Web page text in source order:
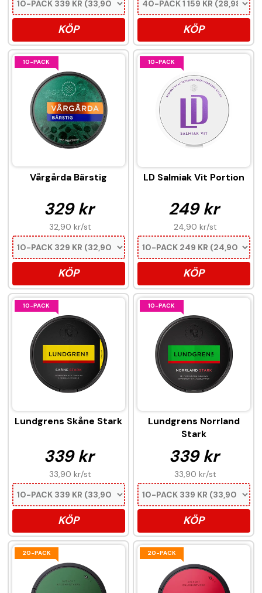
KÖP KÖP
10-PACK
Vårgårda Bärstig
329 kr
32,90 kr/st
KÖP
10-PACK
LD Salmiak Vit Portion
249 kr
24,90 kr/st
KÖP
10-PACK
Lundgrens Skåne Stark
339 kr
33,90 kr/st
KÖP
10-PACK
Lundgrens Norrland
Stark
339 kr
33,90 kr/st
KÖP
20-PACK 20-PACK